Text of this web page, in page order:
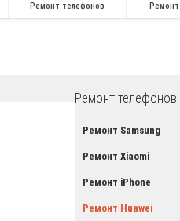
Ремонт телефонов
Ремонт телефонов
Ремонт Samsung
Ремонт Xiaomi
Ремонт iPhone
Ремонт Huawei